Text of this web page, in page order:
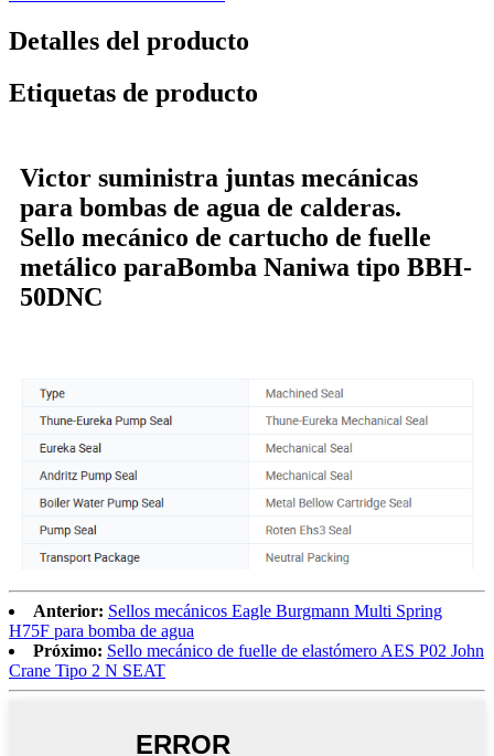
Detalles del producto
Etiquetas de producto
Victor suministra juntas mecánicas
para bombas de agua de calderas.
Sello mecánico de cartucho de fuelle
metálico paraBomba Naniwa tipo BBH-
50DNC
Anterior: Sellos mecánicos Eagle Burgmann Multi Spring
H75F para bomba de agua
Próximo: Sello mecánico de fuelle de elastómero AES P02 John
Crane Tipo 2 N SEAT